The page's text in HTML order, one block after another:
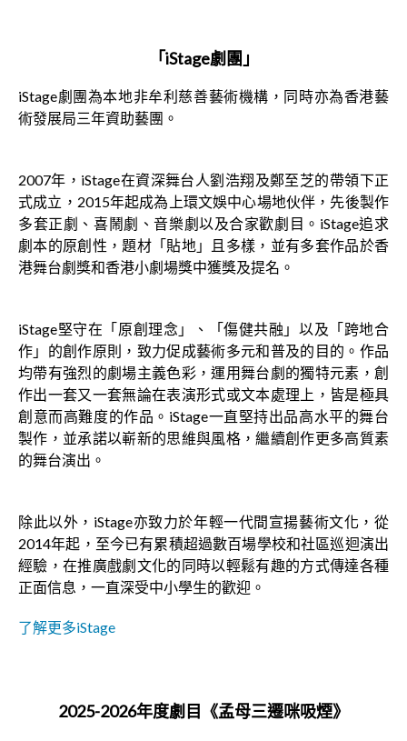
「iStage劇團」
iStage劇團為本地非牟利慈善藝術機構，同時亦為香港藝
術發展局三年資助藝團。
2007年，iStage在資深舞台人劉浩翔及鄭至芝的帶領下正
式成立，2015年起成為上環文娛中心場地伙伴，先後製作
多套正劇、喜鬧劇、音樂劇以及合家歡劇目。iStage追求
劇本的原創性，題材「貼地」且多樣，並有多套作品於香
港舞台劇獎和香港小劇場獎中獲獎及提名。
iStage堅守在「原創理念」、「傷健共融」以及「跨地合
作」的創作原則，致力促成藝術多元和普及的目的。作品
均帶有強烈的劇場主義色彩，運用舞台劇的獨特元素，創
作出一套又一套無論在表演形式或文本處理上，皆是極具
創意而高難度的作品。iStage一直堅持出品高水平的舞台
製作，並承諾以嶄新的思維與風格，繼續創作更多高質素
的舞台演出。
除此以外，iStage亦致力於年輕一代間宣揚藝術文化，從
2014年起，至今已有累積超過數百場學校和社區巡迴演出
經驗，在推廣戲劇文化的同時以輕鬆有趣的方式傳達各種
正面信息，一直深受中小學生的歡迎。
了解更多iStage
2025-2026年度劇目《孟母三遷咪吸煙》